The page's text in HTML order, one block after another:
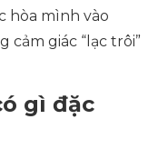
hòa mình vào
giác “lạc trôi”
gì đặc